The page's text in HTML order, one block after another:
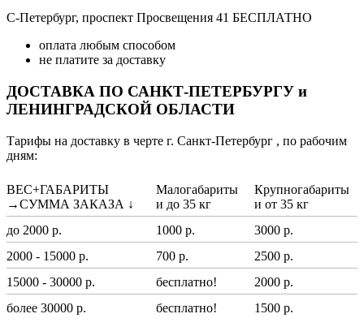
С-Петербург, проспект Просвещения 41 БЕСПЛАТНО
оплата любым способом
не платите за доставку
ДОСТАВКА ПО САНКТ-ПЕТЕРБУРГУ и
ЛЕНИНГРАДСКОЙ ОБЛАСТИ
Тарифы на доставку в черте г. Санкт-Петербург , по рабочим
дням:
ВЕС+ГАБАРИТЫ
→СУММА ЗАКАЗА ↓
Малогабариты
и до 35 кг
Крупногабариты
и от 35 кг
до 2000 р.
1000 р.
3000 р.
2000 - 15000 р.
700 р.
2500 р.
15000 - 30000 р.
бесплатно!
2000 р.
более 30000 р.
бесплатно! 1500 р.